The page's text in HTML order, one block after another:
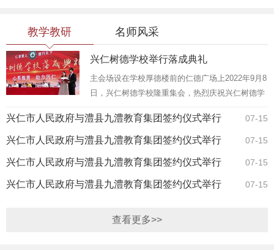
教学教研 名师风采
兴仁树德学校举行落成典礼
主会场设在学校厚德楼前的仁德广场上2022年9月8
日，兴仁树德学校隆重集会，热烈庆祝兴仁树德学
结彩，欢歌笑语，到处都洋溢着一片欢乐祥和的气
氛。兴仁树德学校是兴...
07-15
兴仁市人民政府与澧县九澧教育集团签约仪式举行
07-15
兴仁市人民政府与澧县九澧教育集团签约仪式举行
07-15
兴仁市人民政府与澧县九澧教育集团签约仪式举行
07-15
兴仁市人民政府与澧县九澧教育集团签约仪式举行
查看更多>>